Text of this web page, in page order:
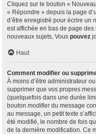
Cliquez sur le bouton «
« Répondre » depuis la page
d’être enregistré pour écrire un
est affichée en bas de page des
nouveaux sujets, Vous pouvez
Haut
Comment modifier ou
À moins d’être administrateur
supprimer que vos propres
(quelquefois dans une durée
bouton modifierdu message
au message, un petit texte
été modifié, le nombre de fois
de la dernière modification. Ce